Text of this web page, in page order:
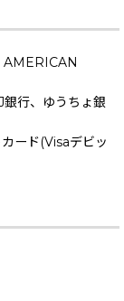
AMERICAN
銀行、ゆうちょ銀
ード(Visaデビッ